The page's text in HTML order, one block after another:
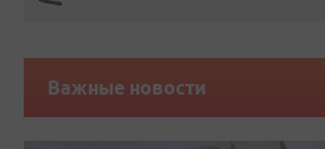
Важные новости